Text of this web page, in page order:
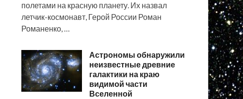
полетами на красную планету. Их назвал
летчик-космонавт, Герой России Роман
Романенко, …
Астрономы обнаружили
неизвестные древние
галактики на краю
видимой части
Вселенной